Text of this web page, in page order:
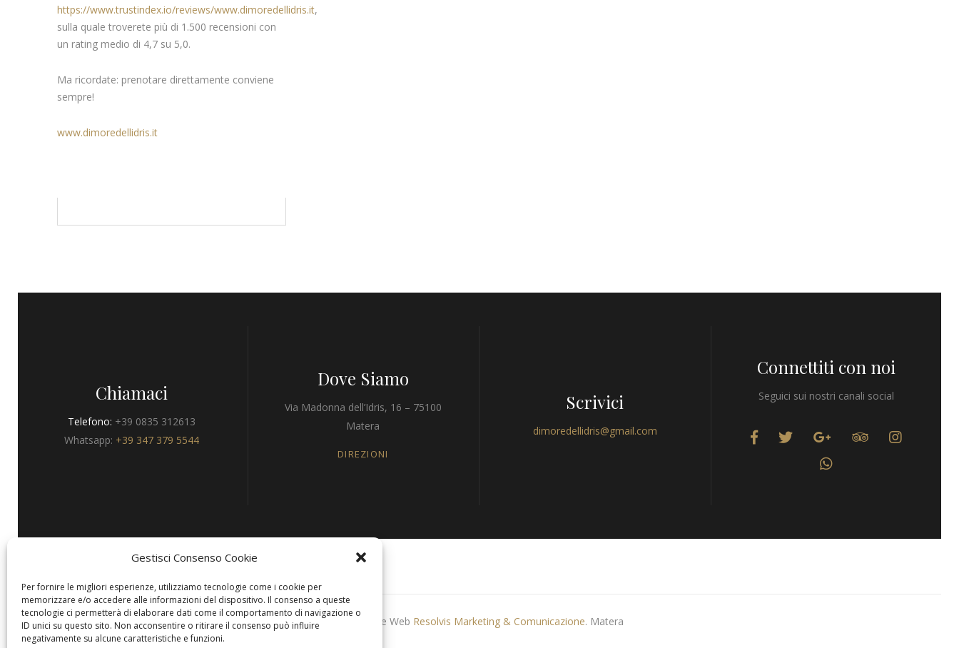
Gestisci Consenso Cookie
Per fornire le migliori esperienze, utilizziamo tecnologie come i cookie per
memorizzare e/o accedere alle informazioni del dispositivo. Il consenso a queste
tecnologie ci permetterà di elaborare dati come il comportamento di navigazione o
ID unici su questo sito. Non acconsentire o ritirare il consenso può influire
negativamente su alcune caratteristiche e funzioni.
https://www.trustindex.io/reviews/www.dimoredellidris.it,
sulla quale troverete più di 1.500 recensioni con
un rating medio di 4,7 su 5,0.
Ma ricordate: prenotare direttamente conviene
sempre!
www.dimoredellidris.it
Chiamaci
Telefono: +39 0835 312613
Whatsapp: +39 347 379 5544
Dove Siamo
Via Madonna dell’Idris, 16 – 75100
Matera
DIREZIONI
Scrivici
dimoredellidris@gmail.com
Connettiti con noi
Seguici sui nostri canali social
Produzione Web Resolvis Marketing & Comunicazione. Matera